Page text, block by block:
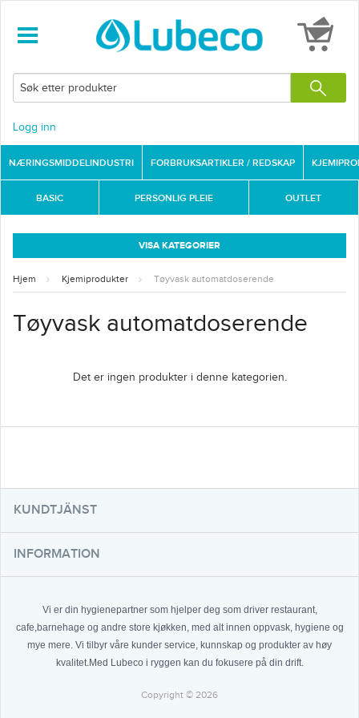
Logg inn
NÆRINGSMIDDELINDUSTRI FORBRUKSARTIKLER / REDSKAP
BASIC PERSONLIG PLEIE OUTLET
VISA KATEGORIER
Hjem Kjemiprodukter Tøyvask automatdoserende
Tøyvask automatdoserende
Det er ingen produkter i denne kategorien.
KUNDTJÄNST
INFORMATION
Vi er din hygienepartner som hjelper deg som driver restaurant,
cafe,barnehage og andre store kjøkken, med alt innen oppvask, hygiene og
mye mere. Vi tilbyr våre kunder service, kunnskap og produkter av høy
kvalitet.Med Lubeco i ryggen kan du fokusere på din drift.
Copyright © 2026